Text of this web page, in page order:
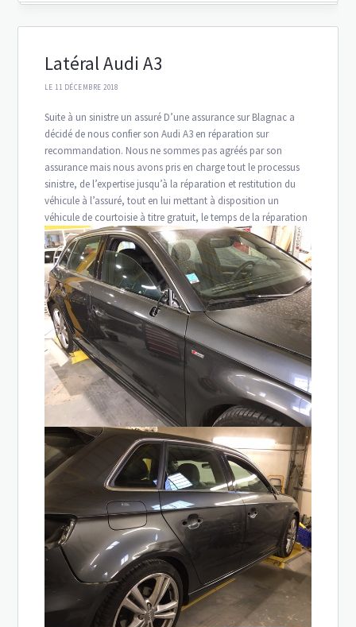
Latéral Audi A3
LE 11 DÉCEMBRE 2018
Suite à un sinistre un assuré D’une assurance sur Blagnac a
décidé de nous confier son Audi A3 en réparation sur
recommandation. Nous ne sommes pas agréés par son
assurance mais nous avons pris en charge tout le processus
sinistre, de l’expertise jusqu’à la réparation et restitution du
véhicule à l’assuré, tout en lui mettant à disposition un
véhicule de courtoisie à titre gratuit, le temps de la réparation